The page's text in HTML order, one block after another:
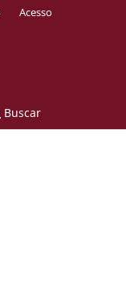
Buscar
Acesso